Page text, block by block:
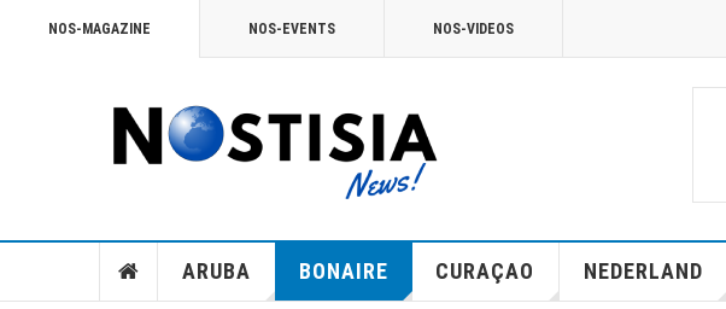
NOS-MAGAZINE NOS-EVENTS NOS-VIDEOS
ARUBA BONAIRE CURAÇAO NEDERLAND